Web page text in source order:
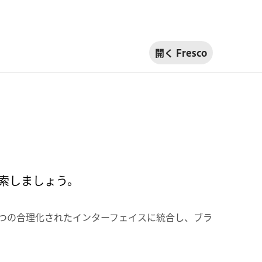
開く Fresco
ましょう。
の合理化されたインターフェイスに統合し、ブラ